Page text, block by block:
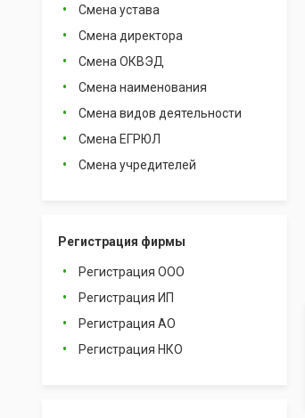
Смена устава
Смена директора
Смена ОКВЭД
Смена наименования
Смена видов деятельности
Смена ЕГРЮЛ
Смена учредителей
Регистрация фирмы
Регистрация ООО
Регистрация ИП
Регистрация АО
Регистрация НКО